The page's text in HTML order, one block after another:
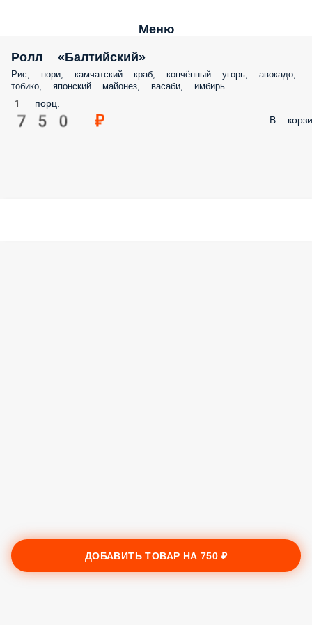
Меню
Ролл «Балтийский»
Рис, нори, камчатский краб, копчённый угорь, авокадо,
тобико, японский майонез, васаби, имбирь
1 порц.
750 ₽ В
ДОБАВИТЬ ТОВАР НА750 ₽